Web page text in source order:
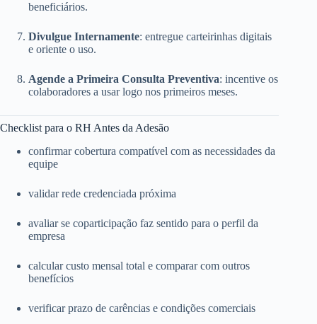
beneficiários.
Divulgue Internamente: entregue carteirinhas digitais
e oriente o uso.
Agende a Primeira Consulta Preventiva: incentive os
colaboradores a usar logo nos primeiros meses.
Checklist para o RH Antes da Adesão
confirmar cobertura compatível com as necessidades da
equipe
validar rede credenciada próxima
avaliar se coparticipação faz sentido para o perfil da
empresa
calcular custo mensal total e comparar com outros
benefícios
verificar prazo de carências e condições comerciais